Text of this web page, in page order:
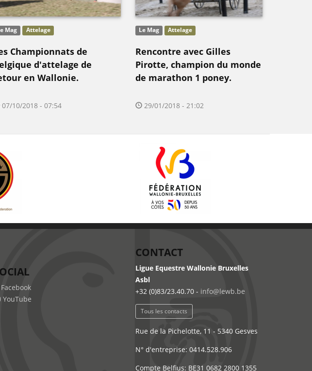
Mag Attelage
Championnats de
d'attelage de
en Wallonie.
07/10/2018 - 07:54
Le Mag Attelage
Rencontre avec Gilles
Pirotte, champion du monde
de marathon 1 poney.
29/01/2018 - 21:02
Facebook
YouTube
CONTACT
Ligue Equestre Wallonie Bruxelles
Asbl
+32 (0)83/23.40.70 - info@lewb.be
Tous les contacts
Rue de la Pichelotte, 11 - 5340 Gesves
N° d'entreprise: 0414.528.906
Compte Belfius: BE31 0682 2800 1355